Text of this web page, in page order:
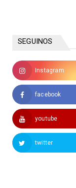
SEGUINOS
Instagram
facebook
youtube
twitter